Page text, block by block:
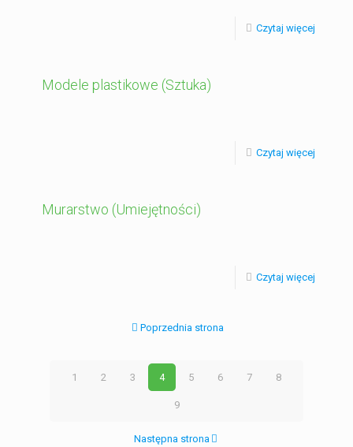
Czytaj więcej
Modele plastikowe (Sztuka)
Czytaj więcej
Murarstwo (Umiejętności)
Czytaj więcej
Poprzednia strona
1 2 3 4 5 6 7 8
9
Następna strona